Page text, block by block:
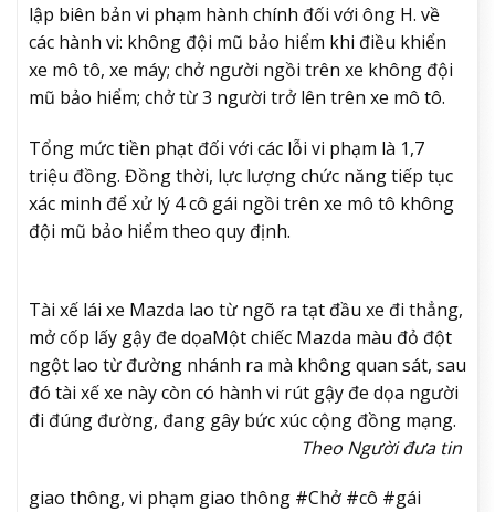
lập biên bản vi phạm hành chính đối với ông H. về
các hành vi: không đội mũ bảo hiểm khi điều khiển
xe mô tô, xe máy; chở người ngồi trên xe không đội
mũ bảo hiểm; chở từ 3 người trở lên trên xe mô tô.
Tổng mức tiền phạt đối với các lỗi vi phạm là 1,7
triệu đồng. Đồng thời, lực lượng chức năng tiếp tục
xác minh để xử lý 4 cô gái ngồi trên xe mô tô không
đội mũ bảo hiểm theo quy định.
Tài xế lái xe Mazda lao từ ngõ ra tạt đầu xe đi thẳng,
mở cốp lấy gậy đe dọaMột chiếc Mazda màu đỏ đột
ngột lao từ đường nhánh ra mà không quan sát, sau
đó tài xế xe này còn có hành vi rút gậy đe dọa người
đi đúng đường, đang gây bức xúc cộng đồng mạng.
Theo Người đưa tin
giao thông, vi phạm giao thông #Chở #cô #gái